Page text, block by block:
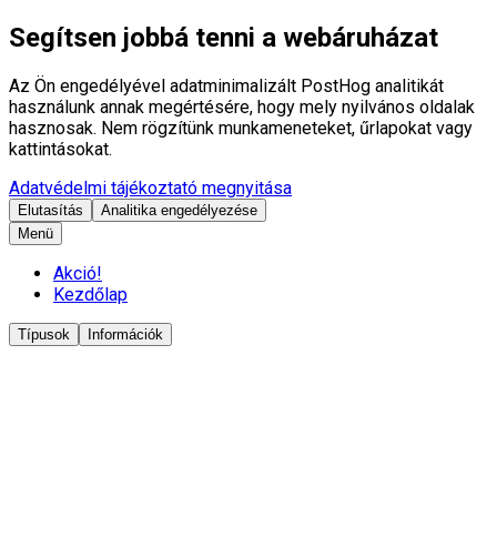
Segítsen jobbá tenni a webáruházat
Az Ön engedélyével adatminimalizált PostHog analitikát
használunk annak megértésére, hogy mely nyilvános oldalak
hasznosak. Nem rögzítünk munkameneteket, űrlapokat vagy
kattintásokat.
Adatvédelmi tájékoztató megnyitása
Elutasítás
Analitika engedélyezése
Menü
Akció!
Kezdőlap
Típusok Információk